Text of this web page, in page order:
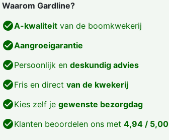
Waarom Gardline?
check_circleA-kwaliteitvan de boomkwekerij
check_circleAangroeigarantie
check_circlePersoonlijk en deskundig advies
check_circleFris en direct van de kwekerij
check_circleKies zelf je gewenste bezorgdag
check_circleKlanten beoordelen ons met 4,94 / 5,00